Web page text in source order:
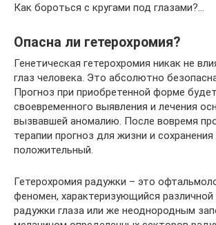
Как бороться с кругами под глазами?…
Опасна ли гетерохромия?
Генетическая гетерохромия никак не
глаз человека. Это абсолютно
Прогноз при приобретенной форме
своевременного выявления и лечения
вызвавшей аномалию. После вовремя
терапии прогноз для жизни и сохранения
положительный.
Гетерохромия радужки – это
феномен, характеризующийся различной
радужки глаза или же неоднородным